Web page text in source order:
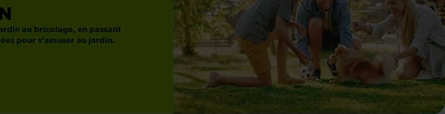
au bricolage, en passant
pour s’amuser au jardin.